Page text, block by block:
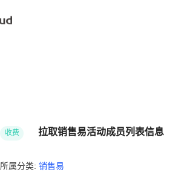
收费 拉取销售易活动成员列表信息
所属分类:销售易